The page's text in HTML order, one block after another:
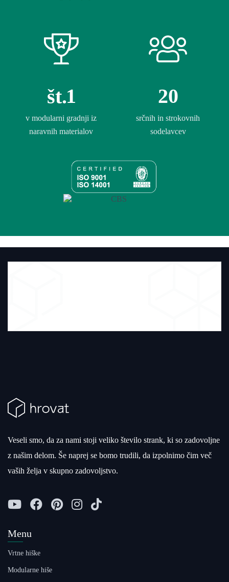
št.1
v modularni gradnji iz
naravnih materialov
20
srčnih in strokovnih
sodelavcev
Veseli smo, da za nami stoji veliko število strank, ki so zadovoljne
z našim delom. Še naprej se bomo trudili, da izpolnimo čim več
vaših želja v skupno zadovoljstvo.
Menu
Vrtne hiške
Modularne hiše